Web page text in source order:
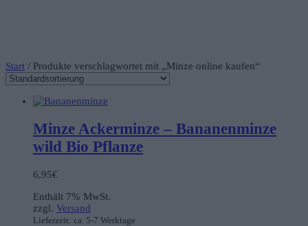
Start / Produkte verschlagwortet mit „Minze online kaufen“
Minze Ackerminze – Bananenminze
wild Bio Pflanze
6,95€
Enthält 7% MwSt.
zzgl. Versand
Lieferzeit: ca. 5-7 Werktage